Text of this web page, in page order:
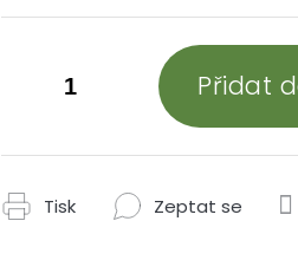
Přidat
Tisk Zeptat se